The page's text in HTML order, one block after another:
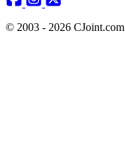
© 2003 - 2026 CJoint.com